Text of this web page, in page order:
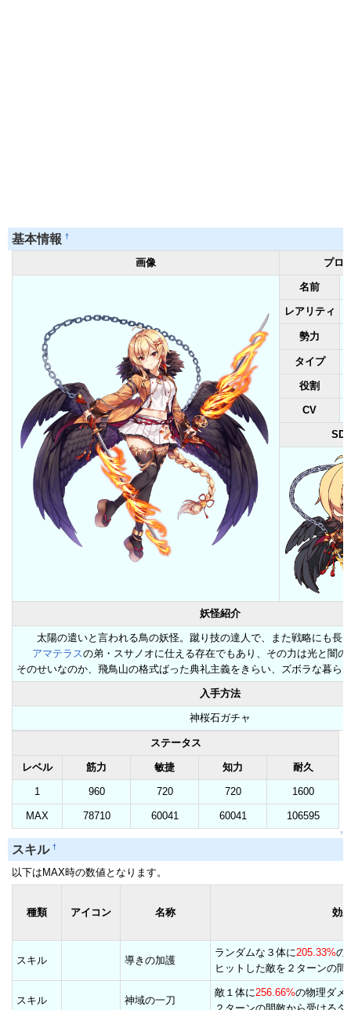
基本情報 †
画像 プロ
名前
レアリティ
勢力
タイプ
役割
CV
SD
妖怪紹介
太陽の遣いと言われる鳥の妖怪。蹴り技の達人で、また戦略にも長
アマテラスの弟・スサノオに仕える存在でもあり、その力は光と闇の
そのせいなのか、飛鳥山の格式ばった典礼主義をきらい、ズボラな暮ら
入手方法
神桜石ガチャ
ステータス
レベル 筋力 敏捷 知力 耐久
1 960 720 720 1600
MAX 78710 60041 60041 106595
↑
スキル †
以下はMAX時の数値となります。
種類 アイコン 名称 効
スキル 導きの加護
ランダムな３体に205.33%の
ヒットした敵を２ターンの間
スキル 神域の一刀
敵１体に256.66%の物理ダメ